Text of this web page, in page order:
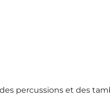
percussions et des